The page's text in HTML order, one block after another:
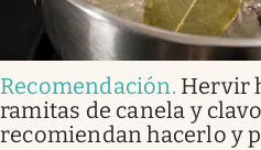
Recomendación. Hervir
ramitas de canela y
recomiendan hacerlo y